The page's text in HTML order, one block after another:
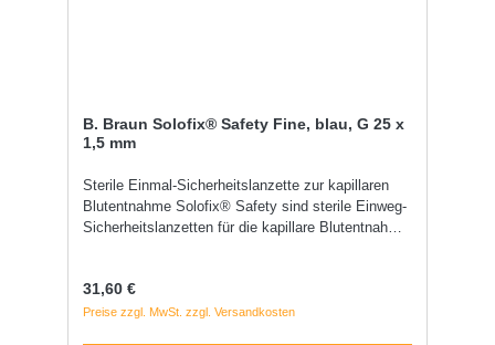
B. Braun Solofix® Safety Fine, blau, G 25 x
1,5 mm
Sterile Einmal-Sicherheitslanzette zur kapillaren
Blutentnahme Solofix® Safety sind sterile Einweg-
Sicherheitslanzetten für die kapillare Blutentnahme.
kombinieren sie eine einfache Handhabung für den
Anwender mit hohem Patientenkomfort und
Regulärer Preis:
31,60 €
Preise zzgl. MwSt. zzgl. Versandkosten